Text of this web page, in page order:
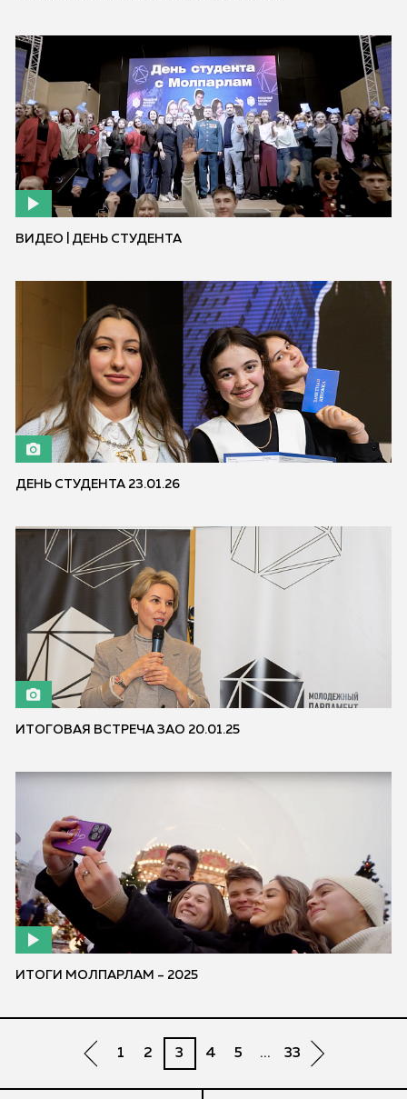
ВИДЕО | ДЕНЬ СТУДЕНТА
ДЕНЬ СТУДЕНТА 23.01.26
ИТОГОВАЯ ВСТРЕЧА ЗАО 20.01.25
ИТОГИ МОЛПАРЛАМ – 2025
1 2 3 4 5 ... 33